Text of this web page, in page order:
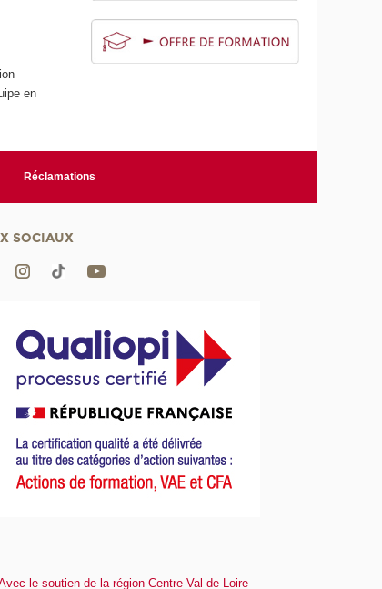
en
Réclamations
SOCIAUX
le soutien de la région Centre-Val de Loire